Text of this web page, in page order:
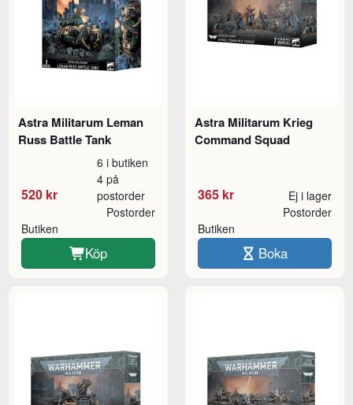
Astra Militarum Leman
Russ Battle Tank
520 kr
6 i butiken
4 på
postorder
Butiken
Postorder
Köp
Astra Militarum Krieg
Command Squad
365 kr Ej i lager
Butiken
Postorder
Boka